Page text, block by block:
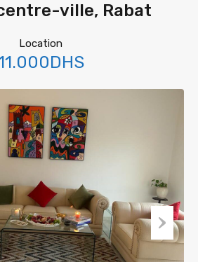
ville, Rabat
Location